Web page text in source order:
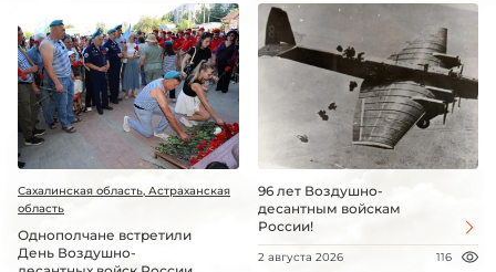
Сахалинская область, Астраханская
область
Однополчане встретили
День Воздушно-
96 лет Воздушно-
десантным войскам
России!
2 августа 2026 116